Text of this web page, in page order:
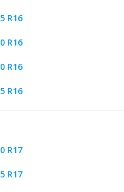
R16
R16
R16
R16
R17
R17